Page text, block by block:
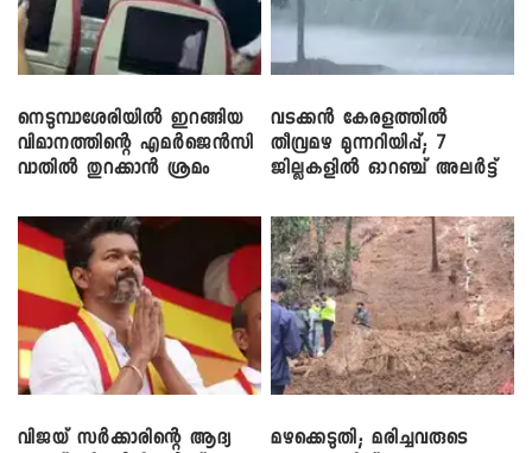
നെടുമ്പാശേരിയിൽ ഇറങ്ങിയ
വിമാനത്തിന്റെ എമർജെൻസി
വാതിൽ തുറക്കാൻ ശ്രമം
വടക്കൻ കേരളത്തിൽ
തീവ്രമഴ മുന്നറിയിപ്പ്; 7
ജില്ലകളിൽ ഓറഞ്ച് അലർട്ട്
വിജയ് സർക്കാരിന്റെ ആദ്യ
മഴക്കെടുതി; മരിച്ചവരുടെ